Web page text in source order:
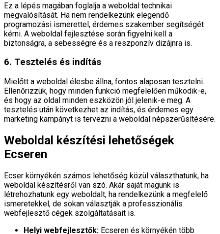
Ez a lépés magában foglalja a weboldal technikai
megvalósítását. Ha nem rendelkezünk elegendő
programozási ismerettel, érdemes szakember segítségét
kérni. A weboldal fejlesztése során figyelni kell a
biztonságra, a sebességre és a reszponzív dizájnra is.
6. Tesztelés és indítás
Mielőtt a weboldal élesbe állna, fontos alaposan tesztelni.
Ellenőrizzük, hogy minden funkció megfelelően működik-e,
és hogy az oldal minden eszközön jól jelenik-e meg. A
tesztelés után következhet az indítás, és érdemes egy
marketing kampányt is tervezni a weboldal népszerűsítésére.
Weboldal készítési lehetőségek
Ecseren
Ecser környékén számos lehetőség közül választhatunk, ha
weboldal készítésről van szó. Akár saját magunk is
létrehozhatunk egy weboldalt, ha rendelkezünk a megfelelő
ismeretekkel, de sokan választják a professzionális
webfejlesztő cégek szolgáltatásait is.
Helyi webfejlesztők: Ecseren és környékén több